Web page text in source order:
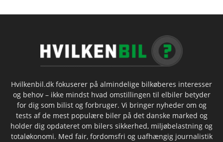
Hvilkenbil.dk fokuserer på almindelige bilkøberes interesser
og behov – ikke mindst hvad omstillingen til elbiler betyder
for dig som bilist og forbruger. Vi bringer nyheder om og
tests af de mest populære biler på det danske marked og
holder dig opdateret om bilers sikkerhed, miljøbelastning og
totaløkonomi. Med fair, fordomsfri og uafhængig journalistik